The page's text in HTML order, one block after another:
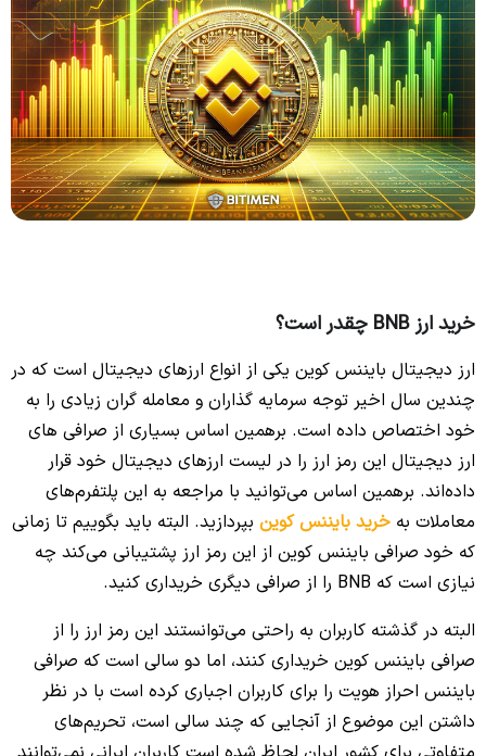
خرید ارز BNB چقدر است؟
ارز دیجیتال بایننس کوین یکی از انواع ارزهای دیجیتال است که در
چندین سال اخیر توجه سرمایه گذاران و معامله گران زیادی را به
خود اختصاص داده است. برهمین اساس بسیاری از صرافی های
ارز دیجیتال این رمز ارز را در لیست ارزهای دیجیتال خود قرار
داده‌اند. برهمین اساس می‌توانید با مراجعه به این پلتفرم‌های
معاملات به خرید بایننس کوین بپردازید. البته باید بگوییم تا زمانی
که خود صرافی بایننس کوین از این رمز ارز پشتیبانی می‌کند چه
نیازی است که BNB را از صرافی دیگری خریداری کنید.
البته در گذشته کاربران به راحتی می‌توانستند این رمز ارز را از
صرافی بایننس کوین خریداری کنند، اما دو سالی است که صرافی
بایننس احراز هویت را برای کاربران اجباری کرده است با در نظر
داشتن این موضوع از آنجایی که چند سالی است، تحریم‌های